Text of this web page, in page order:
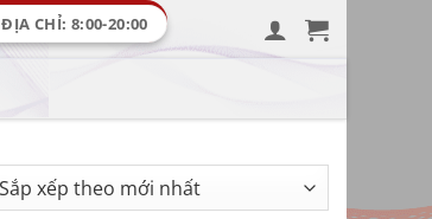
ĐỊA CHỈ: 8:00-20:00